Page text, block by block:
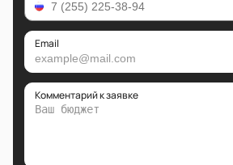
Email
Комментарий к заявке